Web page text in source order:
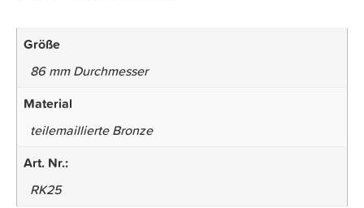
Größe
86 mm Durchmesser
Material
teilemaillierte Bronze
Art. Nr.:
RK25